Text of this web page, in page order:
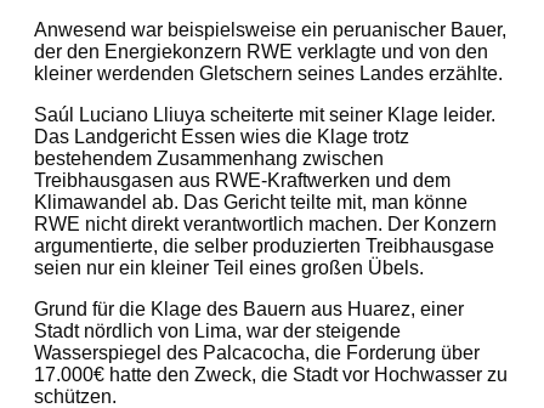
Anwesend war beispielsweise ein peruanischer Bauer,
der den Energiekonzern RWE verklagte und von den
kleiner werdenden Gletschern seines Landes erzählte.
Saúl Luciano Lliuya scheiterte mit seiner Klage leider.
Das Landgericht Essen wies die Klage trotz
bestehendem Zusammenhang zwischen
Treibhausgasen aus RWE-Kraftwerken und dem
Klimawandel ab. Das Gericht teilte mit, man könne
RWE nicht direkt verantwortlich machen. Der Konzern
argumentierte, die selber produzierten Treibhausgase
seien nur ein kleiner Teil eines großen Übels.
Grund für die Klage des Bauern aus Huarez, einer
Stadt nördlich von Lima, war der steigende
Wasserspiegel des Palcacocha, die Forderung über
17.000€ hatte den Zweck, die Stadt vor Hochwasser zu
schützen.